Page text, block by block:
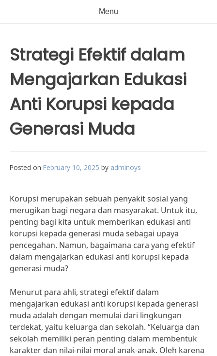
Menu
Strategi Efektif dalam
Mengajarkan Edukasi
Anti Korupsi kepada
Generasi Muda
Posted on February 10, 2025 by adminoys
Korupsi merupakan sebuah penyakit sosial yang
merugikan bagi negara dan masyarakat. Untuk itu,
penting bagi kita untuk memberikan edukasi anti
korupsi kepada generasi muda sebagai upaya
pencegahan. Namun, bagaimana cara yang efektif
dalam mengajarkan edukasi anti korupsi kepada
generasi muda?
Menurut para ahli, strategi efektif dalam
mengajarkan edukasi anti korupsi kepada generasi
muda adalah dengan memulai dari lingkungan
terdekat, yaitu keluarga dan sekolah. “Keluarga dan
sekolah memiliki peran penting dalam membentuk
karakter dan nilai-nilai moral anak-anak. Oleh karena